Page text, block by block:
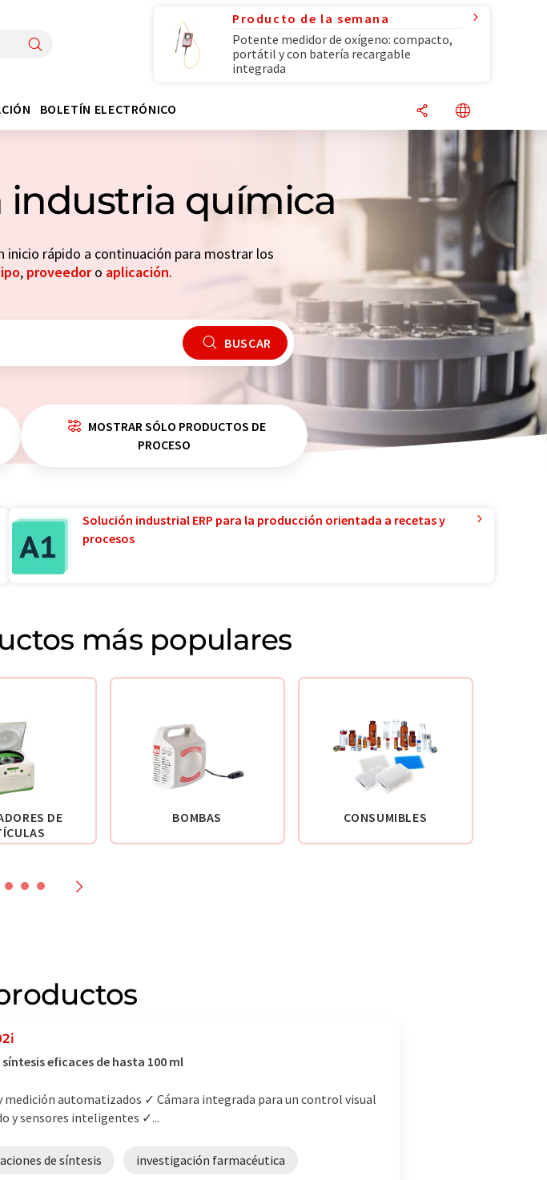
Producto de la semana
Potente medidor de oxígeno: compacto,
portátil y con batería recargable
integrada
BOLETÍN ELECTRÓNICO
industria química
rápido a continuación para mostrar los
, proveedoro aplicación.
BUSCAR
MOSTRAR SÓLO PRODUCTOS DE
PROCESO
Solución industrial ERP para la producción orientada a recetas y
procesos
más populares
DE
BOMBAS CONSUMIBLES
eficaces de hasta 100 ml
automatizados ✓ Cámara integrada para un control visual
y sensores inteligentes ✓...
de síntesis investigación farmacéutica